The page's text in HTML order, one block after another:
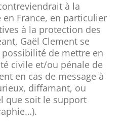
à la
France, en particulier
à la protection des
Gaël Clement se
de mettre en
civile et/ou pénale de
en cas de message à
diffamant, ou
que soit le support